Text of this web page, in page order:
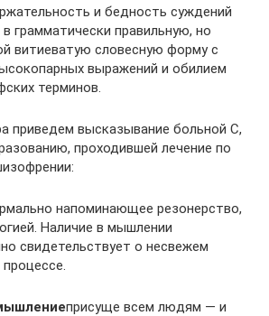
и бедность суждений
грамматичес­ки правильную, но
витиеватую словесную форму с
выражений и обилием
терминов.
приведем высказывание больной С,
проходившей лечение по
напоминающее резонерство,
Наличие в мышлении
сви­детельствует о несвежем
присуще всем людям — и